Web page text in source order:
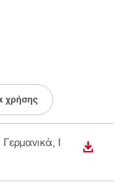
χρήσης
Γερμανικά, Ι
ΛΉΨΗ